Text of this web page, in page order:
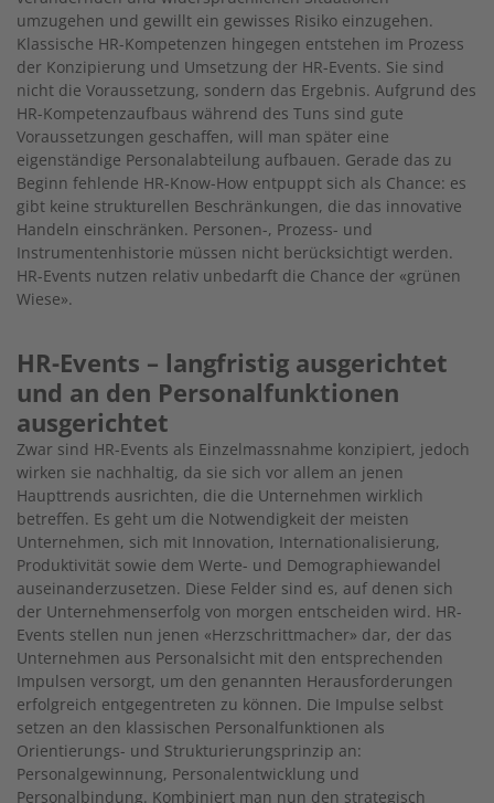
umzugehen und gewillt ein gewisses Risiko einzugehen.
Klassische HR-Kompetenzen hingegen entstehen im Prozess
der Konzipierung und Umsetzung der HR-Events. Sie sind
nicht die Voraussetzung, sondern das Ergebnis. Aufgrund des
HR-Kompetenzaufbaus während des Tuns sind gute
Voraussetzungen geschaffen, will man später eine
eigenständige Personalabteilung aufbauen. Gerade das zu
Beginn fehlende HR-Know-How entpuppt sich als Chance: es
gibt keine strukturellen Beschränkungen, die das innovative
Handeln einschränken. Personen-, Prozess- und
Instrumentenhistorie müssen nicht berücksichtigt werden.
HR-Events nutzen relativ unbedarft die Chance der «grünen
Wiese».
HR-Events – langfristig ausgerichtet
und an den Personalfunktionen
ausgerichtet
Zwar sind HR-Events als Einzelmassnahme konzipiert, jedoch
wirken sie nachhaltig, da sie sich vor allem an jenen
Haupttrends ausrichten, die die Unternehmen wirklich
betreffen. Es geht um die Notwendigkeit der meisten
Unternehmen, sich mit Innovation, Internationalisierung,
Produktivität sowie dem Werte- und Demographiewandel
auseinanderzusetzen. Diese Felder sind es, auf denen sich
der Unternehmenserfolg von morgen entscheiden wird. HR-
Events stellen nun jenen «Herzschrittmacher» dar, der das
Unternehmen aus Personalsicht mit den entsprechenden
Impulsen versorgt, um den genannten Herausforderungen
erfolgreich entgegentreten zu können. Die Impulse selbst
setzen an den klassischen Personalfunktionen als
Orientierungs- und Strukturierungsprinzip an:
Personalgewinnung, Personalentwicklung und
Personalbindung. Kombiniert man nun den strategisch